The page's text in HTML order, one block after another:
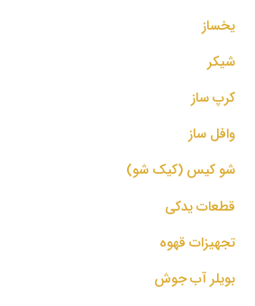
یخساز
شیکر
کرپ ساز
وافل ساز
شو کیس (کیک شو)
قطعات یدکی
تجهیزات قهوه
بویلر آب جوش